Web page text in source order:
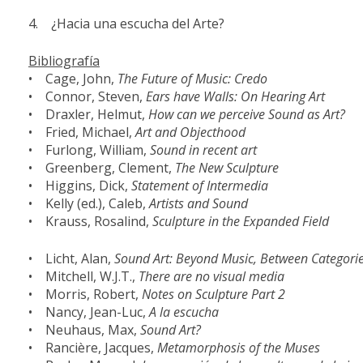
4. ¿Hacia una escucha del Arte?
Bibliografía
• Cage, John, The Future of Music: Credo
• Connor, Steven, Ears have Walls: On Hearing Art
• Draxler, Helmut, How can we perceive Sound as Art?
• Fried, Michael,Art and Objecthood
• Furlong, William, Sound in recent art
• Greenberg, Clement, The New Sculpture
• Higgins, Dick, Statement of Intermedia
• Kelly (ed.), Caleb,Artists and Sound
• Krauss, Rosalind, Sculpture in the Expanded Field
• Licht, Alan, Sound Art: Beyond Music, Between
• Mitchell, W.J.T., There are no visual media
• Morris, Robert, Notes on Sculpture Part 2
• Nancy, Jean-Luc,A la escucha
• Neuhaus, Max, Sound Art?
• Rancière, Jacques, Metamorphosis of the Muses